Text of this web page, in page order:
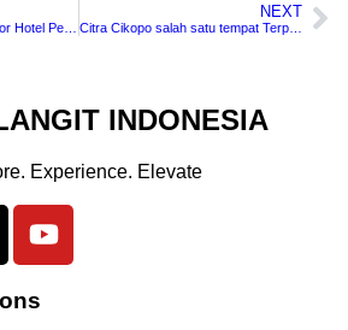
NEXT
Citra Cikopo salah satu tempat Terpopuler di Bogor
INDONESIA
Experience. Elevate